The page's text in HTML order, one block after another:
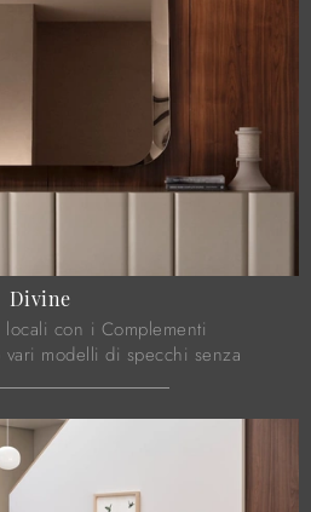
Divine
con i Complementi
modelli di specchi senza